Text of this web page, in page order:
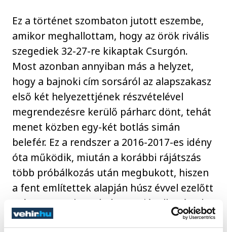
Ez a történet szombaton jutott eszembe,
amikor meghallottam, hogy az örök rivális
szegediek 32-27-re kikaptak Csurgón.
Most azonban annyiban más a helyzet,
hogy a bajnoki cím sorsáról az alapszakasz
első két helyezettjének részvételével
megrendezésre kerülő párharc dönt, tehát
menet közben egy-két botlás simán
belefér. Ez a rendszer a 2016-2017-es idény
óta működik, miután a korábbi rájátszás
több próbálkozás után megbukott, hiszen
a fent említettek alapján húsz évvel ezelőtt
már szeptember végén megjósolható volt,
hogy melyik együttes lesz a magyar